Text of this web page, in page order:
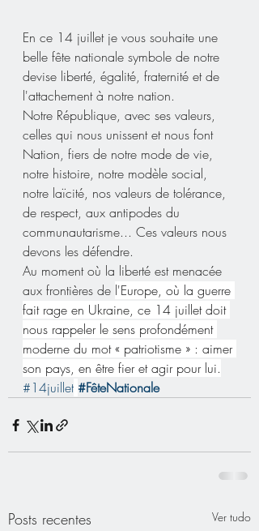
En ce 14 juillet je vous souhaite une
belle fête nationale symbole de notre
devise liberté, égalité, fraternité et de
l'attachement à notre nation.
Notre République, avec ses valeurs,
celles qui nous unissent et nous font
Nation, fiers de notre mode de vie,
notre histoire, notre modèle social,
notre laïcité, nos valeurs de tolérance,
de respect, aux antipodes du
communautarisme... Ces valeurs nous
devons les défendre.
Au moment où la liberté est menacée
aux frontières de l'Europe, où la guerre
fait rage en Ukraine, ce 14 juillet doit
nous rappeler le sens profondément
moderne du mot « patriotisme » : aimer
son pays, en être fier et agir pour lui.
#14juillet #FêteNationale
Posts recentes Ver tudo